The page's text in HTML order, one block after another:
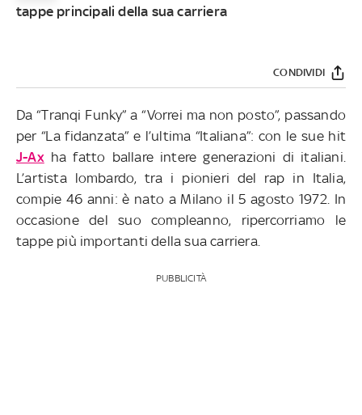
tappe principali della sua carriera
CONDIVIDI
Da “Tranqi Funky” a “Vorrei ma non posto”, passando
per “La fidanzata” e l’ultima “Italiana”: con le sue hit
J-Axha fatto ballare intere generazioni di italiani.
L’artista lombardo, tra i pionieri del rap in Italia,
compie 46 anni: è nato a Milano il 5 agosto 1972. In
occasione del suo compleanno, ripercorriamo le
tappe più importanti della sua carriera.
PUBBLICITÀ